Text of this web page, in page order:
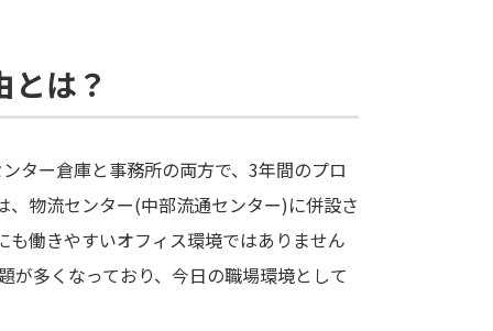
は？
ター倉庫と事務所の両方で、3年間のプロ
物流センター(中部流通センター)に併設さ
働きやすいオフィス環境ではありません
が多くなっており、今日の職場環境として